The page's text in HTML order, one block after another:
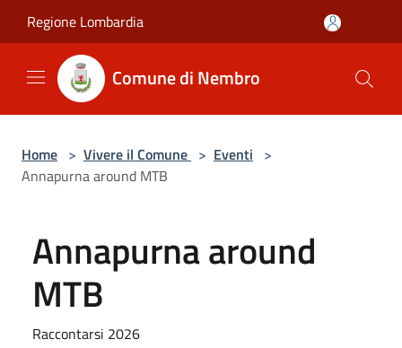
Regione Lombardia
Comune di Nembro
Home > Vivere il Comune > Eventi >
Annapurna around MTB
Annapurna around
MTB
Raccontarsi 2026